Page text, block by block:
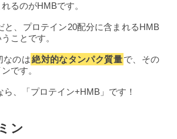
るのがHMBです。
と、プロテイン20配分に含まれるHMB
ことです。
なのは絶対的なタンパク質量で、その
です。
、「プロテイン+HMB」です！
ン